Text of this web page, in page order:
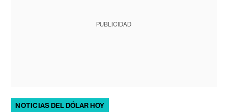
PUBLICIDAD
NOTICIAS DEL DÓLAR HOY